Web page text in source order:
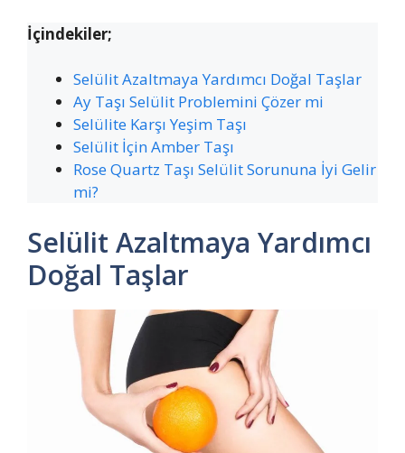
İçindekiler;
Selülit Azaltmaya Yardımcı Doğal Taşlar
Ay Taşı Selülit Problemini Çözer mi
Selülite Karşı Yeşim Taşı
Selülit İçin Amber Taşı
Rose Quartz Taşı Selülit Sorununa İyi Gelir
mi?
Selülit Azaltmaya Yardımcı
Doğal Taşlar